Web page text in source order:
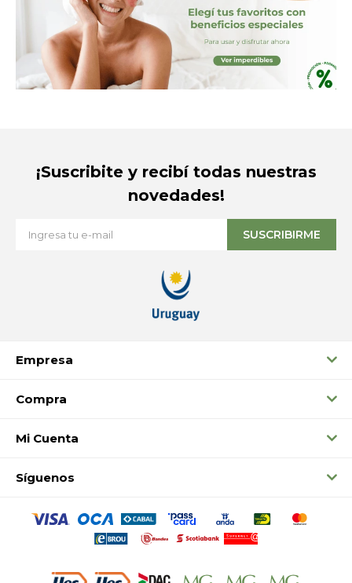
Empresa
Compra
Mi Cuenta
Síguenos
¡Suscribite y recibí todas nuestras
novedades!
SUSCRIBIRME